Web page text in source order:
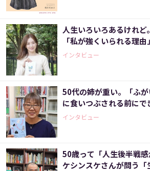
人生いろいろあるけれど
「私が強くいられる理由」
インタビュー
50代の姉が重い。「ふが
に食いつぶされる前にで
インタビュー
50歳って「人生後半戦
ケシンスケさんが問う「